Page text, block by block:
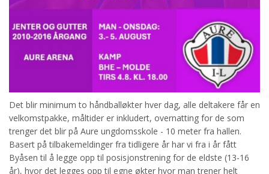
Det blir minimum to håndballøkter hver dag, alle deltakere får en
velkomstpakke, måltider er inkludert, overnatting for de som
trenger det blir på Aure ungdomsskole - 10 meter fra hallen.
Basert på tilbakemeldinger fra tidligere år har vi fra i år fått
Byåsen til å legge opp til posisjonstrening for de eldste (13-16
år), hvor det legges opp til egne økter hvor man trener helt